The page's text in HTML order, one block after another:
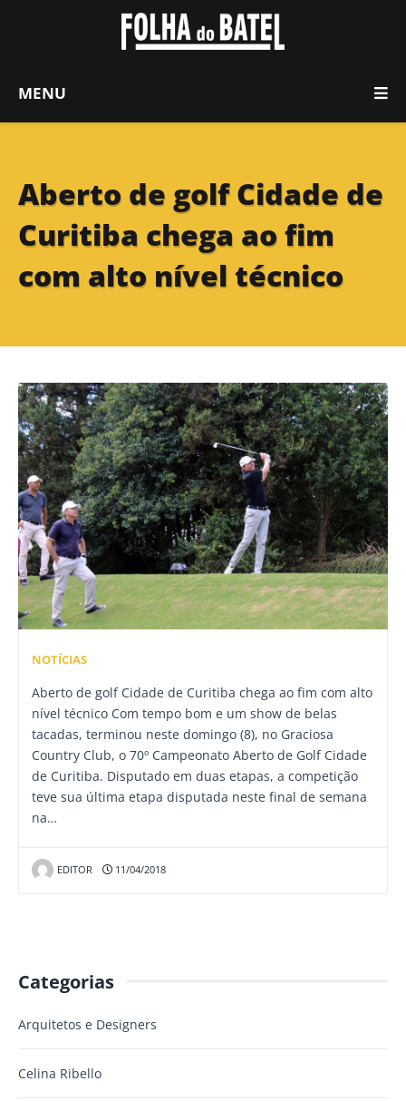
MENU
Aberto de golf Cidade de
Curitiba chega ao fim
com alto nível técnico
NOTÍCIAS
Aberto de golf Cidade de Curitiba chega ao fim com alto
nível técnico Com tempo bom e um show de belas
tacadas, terminou neste domingo (8), no Graciosa
Country Club, o 70º Campeonato Aberto de Golf Cidade
de Curitiba. Disputado em duas etapas, a competição
teve sua última etapa disputada neste final de semana
na…
EDITOR 11/04/2018
Categorias
Arquitetos e Designers
Celina Ribello